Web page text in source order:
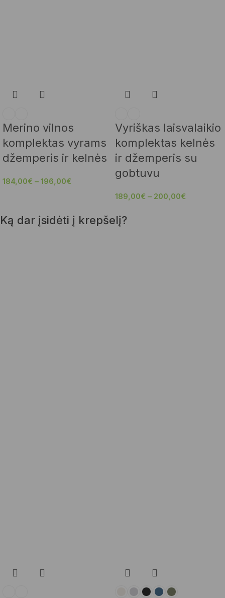
Merino vilnos
komplektas vyrams
džemperis ir kelnės
184,00€ – 196,00€
Vyriškas laisvalaikio
komplektas kelnės
ir džemperis su
gobtuvu
189,00€ – 200,00€
Ką dar įsidėti į krepšelį?